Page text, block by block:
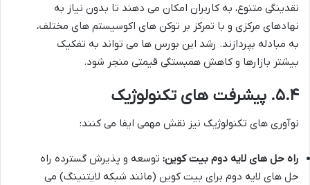
نقدینگی متنوع، به کاربران امکان می دهند تا بدون نیاز به
نهادهای مرکزی و با تمرکز بر توکن های اکوسیستم های مختلف،
به مبادله بپردازند. رشد این بورس ها می تواند به تفکیک
بیشتر بازارها و کاهش همبستگی قیمتی منجر شود.
۵.۴. پیشرفت های تکنولوژیک
نوآوری های تکنولوژیک نیز نقش مهمی ایفا می کنند:
راه حل های لایه دوم بیت کوین: توسعه و پذیرش گسترده راه
حل های لایه دوم برای بیت کوین (مانند شبکه لایتنینگ) می